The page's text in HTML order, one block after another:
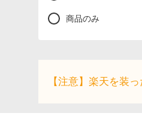
商品のみ
【注意】楽天を装